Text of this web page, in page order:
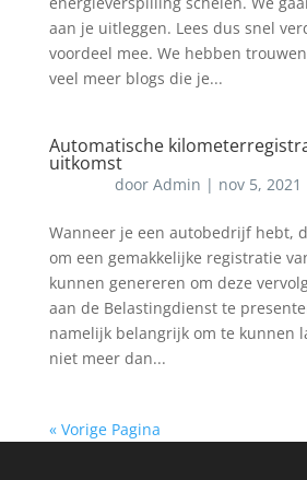
aan je uitleggen. Lees dus snel
voordeel mee. We hebben
veel meer blogs die je...
Automatische
uitkomst
door Admin | nov 5, 2021
Wanneer je een autobedrijf hebt,
om een gemakkelijke registratie
kunnen genereren om deze
aan de Belastingdienst te
namelijk belangrijk om te kunnen
niet meer dan...
« Vorige Pagina